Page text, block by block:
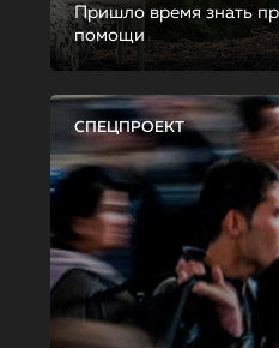
Пришло время знать
помощи
СПЕЦПРОЕКТ